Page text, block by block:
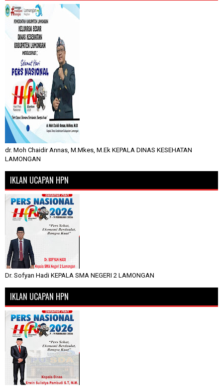
dr. Moh Chaidir Annas, M.Mkes, M.Ek KEPALA DINAS KESEHATAN
LAMONGAN
IKLAN UCAPAN HPN
Dr. Sofyan Hadi KEPALA SMA NEGERI 2 LAMONGAN
IKLAN UCAPAN HPN